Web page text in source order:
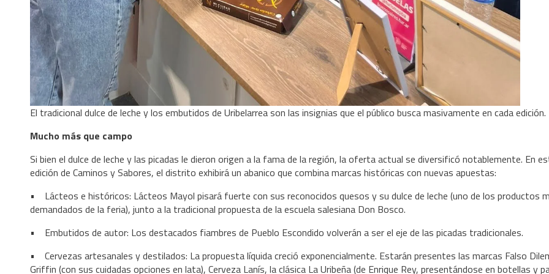
El tradicional dulce de leche y los embutidos de Uribelarrea son las insignias que el público busca masivamente en cada edición.
Mucho más que campo
Si bien el dulce de leche y las picadas le dieron origen a la fama de la región, la oferta actual se diversificó notablemente. En
edición de Caminos y Sabores, el distrito exhibirá un abanico que combina marcas históricas con nuevas apuestas:
• Lácteos e históricos: Lácteos Mayol pisará fuerte con sus reconocidos quesos y su dulce de leche (uno de los productos
demandados de la feria), junto a la tradicional propuesta de la escuela salesiana Don Bosco.
• Embutidos de autor: Los destacados fiambres de Pueblo Escondido volverán a ser el eje de las picadas tradicionales.
• Cervezas artesanales y destilados: La propuesta líquida creció exponencialmente. Estarán presentes las marcas Falso
Griffin (con sus cuidadas opciones en lata), Cerveza Lanís, la clásica La Uribeña (de Enrique Rey, presentándose en botellas y